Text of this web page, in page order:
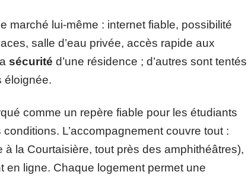
marché lui-même : internet fiable, possibilité
salle d’eau privée, accès rapide aux
sécurité d’une résidence ; d’autres sont tentés
éloignée.
comme un repère fiable pour les étudiants
L’accompagnement couvre tout :
la Courtaisière, tout près des amphithéâtres),
en ligne. Chaque logement permet une